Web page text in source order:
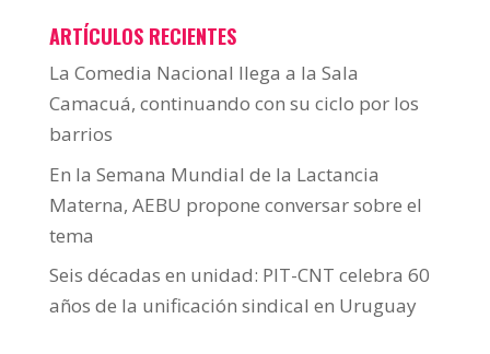
ARTÍCULOS RECIENTES
La Comedia Nacional llega a la Sala
Camacuá, continuando con su ciclo por los
barrios
En la Semana Mundial de la Lactancia
Materna, AEBU propone conversar sobre el
tema
Seis décadas en unidad: PIT-CNT celebra 60
años de la unificación sindical en Uruguay